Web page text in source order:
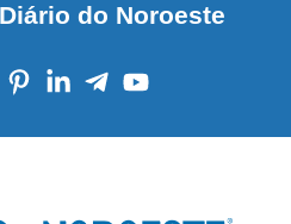
do Noroeste